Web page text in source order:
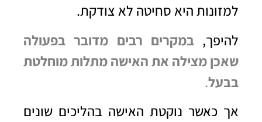
למזונות היא סחיטה לא צודקת.
להיפך,במקרים רבים מדובר בפעולה
שאכן מצילה את האישה מתלות מוחלטת
בבעל.
אך כאשר נוקטת האישה בהליכים שונים